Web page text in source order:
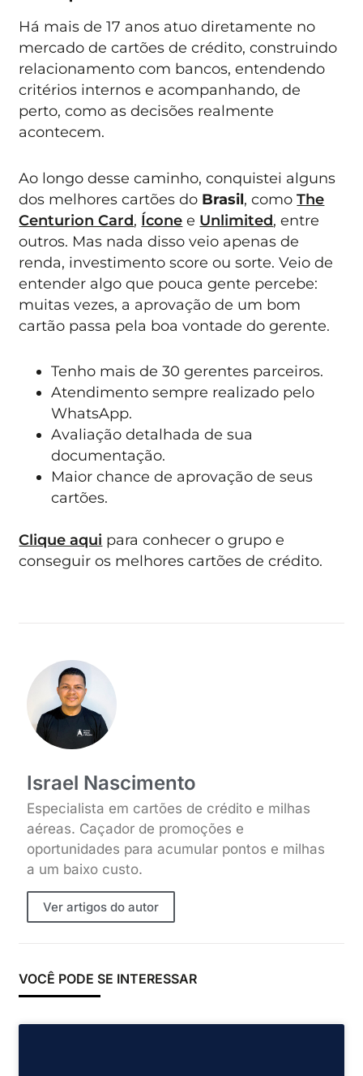
Há mais de 17 anos atuo diretamente no
mercado de cartões de crédito, construindo
relacionamento com bancos, entendendo
critérios internos e acompanhando, de
perto, como as decisões realmente
acontecem.
Ao longo desse caminho, conquistei alguns
dos melhores cartões do Brasil, comoThe
Centurion Card, Ícone e Unlimited, entre
outros. Mas nada disso veio apenas de
renda, investimento score ou sorte. Veio de
entender algo que pouca gente percebe:
muitas vezes, a aprovação de um bom
cartão passa pela boa vontade do gerente.
Tenho mais de 30 gerentes parceiros.
Atendimento sempre realizado pelo
WhatsApp.
Avaliação detalhada de sua
documentação.
Maior chance de aprovação de seus
cartões.
Clique aqui para conhecer o grupo e
conseguir os melhores cartões de crédito.
Israel Nascimento
Especialista em cartões de crédito e milhas
aéreas. Caçador de promoções e
oportunidades para acumular pontos e milhas
a um baixo custo.
Ver artigos do autor
VOCÊ PODE SE INTERESSAR